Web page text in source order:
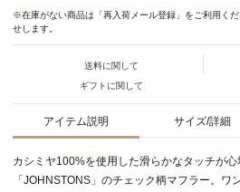
※在庫がない商品は「再入荷メール登録」をご利用く
せします。
送料に関して
ギフトに関して
アイテム説明 サイズ/詳細
カシミヤ100%を使用した滑らかなタッチが
「JOHNSTONS」のチェック柄マフラー。ワ